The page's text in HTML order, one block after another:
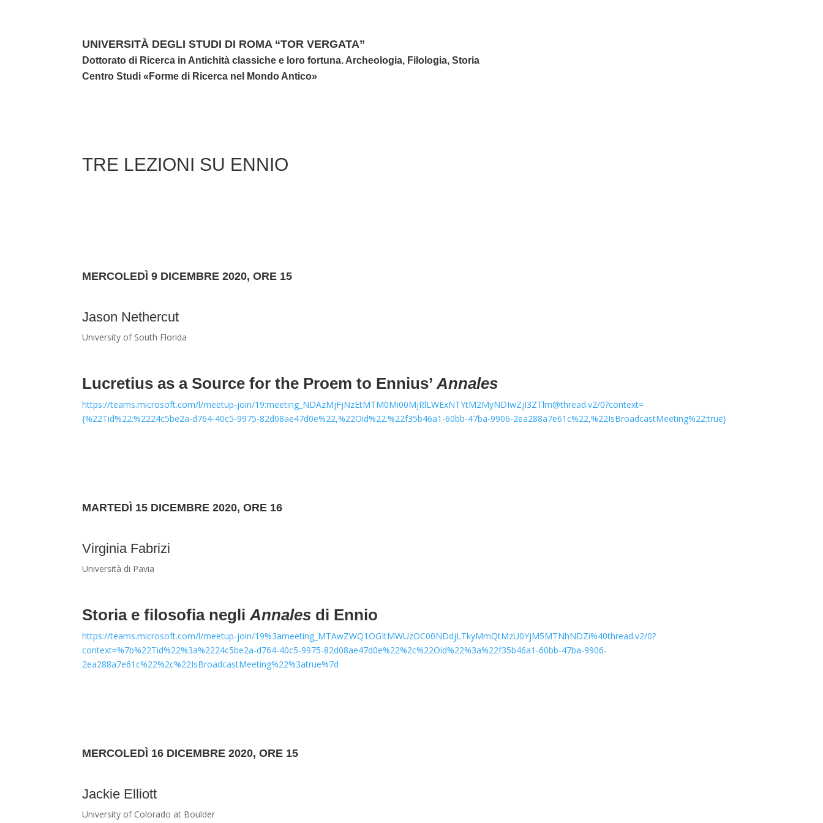
UNIVERSITÀ DEGLI STUDI DI ROMA “TOR VERGATA”
Dottorato di Ricerca in Antichità classiche e loro fortuna. Archeologia, Filologia, Storia
Centro Studi «Forme di Ricerca nel Mondo Antico»
TRE LEZIONI SU ENNIO
MERCOLEDÌ 9 DICEMBRE 2020, ORE 15
Jason Nethercut
University of South Florida
Lucretius as a Source for the Proem to Ennius’Annales
https://teams.microsoft.com/l/meetup-join/19:meeting_NDAzMjFjNzEtMTM0Mi00MjRlLWExNTYtM2MyNDIwZjI3ZTlm@thread.v2/0?context=
{%22Tid%22:%2224c5be2a-d764-40c5-9975-82d08ae47d0e%22,%22Oid%22:%22f35b46a1-60bb-47ba-9906-2ea288a7e61c%22,%22IsBroadcastMeeting%22:true}
MARTEDÌ 15 DICEMBRE 2020, ORE 16
Virginia Fabrizi
Università di Pavia
Storia e filosofia negliAnnales di Ennio
https://teams.microsoft.com/l/meetup-join/19%3ameeting_MTAwZWQ1OGItMWUzOC00NDdjLTkyMmQtMzU0YjM5MTNhNDZi%40thread.v2/0?
context=%7b%22Tid%22%3a%2224c5be2a-d764-40c5-9975-82d08ae47d0e%22%2c%22Oid%22%3a%22f35b46a1-60bb-47ba-9906-
2ea288a7e61c%22%2c%22IsBroadcastMeeting%22%3atrue%7d
MERCOLEDÌ 16 DICEMBRE 2020, ORE 15
Jackie Elliott
University of Colorado at Boulder